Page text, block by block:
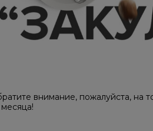
внимание, пожалуйста, на